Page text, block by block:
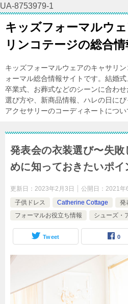
UA-8753979-1
キッズフォーマルウ
リンコテージの総合情
キッズフォーマルウェアのキャサリ
ォーマル総合情報サイトです。結婚
卒業式、お葬式などのシーンに合わ
選び方や、新商品情報、ハレの日に
アクセサリーのコーディネートにつ
発表会の衣装選び〜失
めに知っておきたいポイ
更新日： 2023年2月3日 公開日： 2021年
子供ドレス
Catherine Cottage 発
フォーマルお役立ち情報
シューズ・
Tweet 0